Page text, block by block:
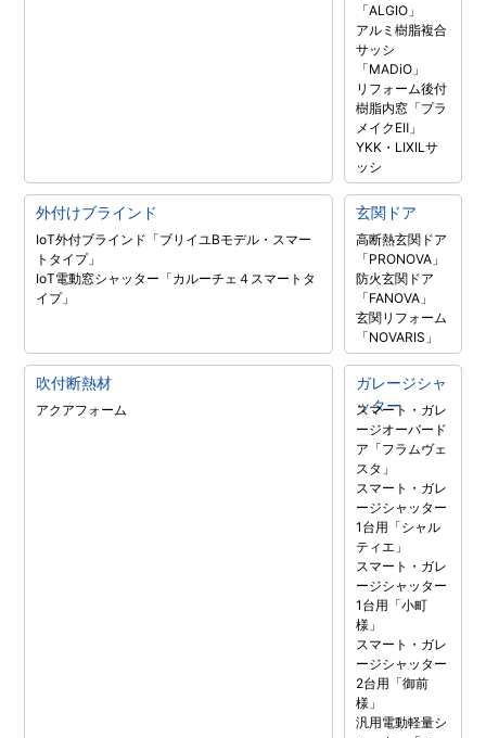
「ALGIO」
アルミ樹脂複合
サッシ
「MADiO」
リフォーム後付
樹脂内窓「プラ
メイクEⅡ」
YKK・LIXILサ
ッシ
外付けブラインド
IoT外付ブラインド「ブリイユBモデル・スマー
トタイプ」
IoT電動窓シャッター「カルーチェ４スマートタ
イプ」
玄関ドア
高断熱玄関ドア
「PRONOVA」
防火玄関ドア
「FANOVA」
玄関リフォーム
「NOVARIS」
吹付断熱材
アクアフォーム
ガレージシャ
ッター
スマート・ガレ
ージオーバード
ア「フラムヴェ
スタ」
スマート・ガレ
ージシャッター
1台用「シャル
ティエ」
スマート・ガレ
ージシャッター
1台用「小町
様」
スマート・ガレ
ージシャッター
2台用「御前
様」
汎用電動軽量シ